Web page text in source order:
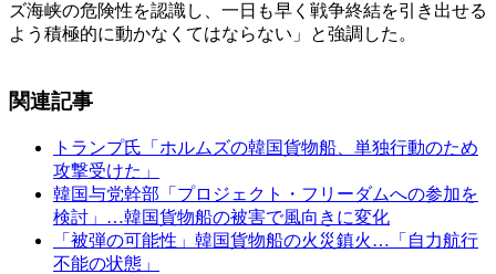
ズ海峡の危険性を認識し、一日も早く戦争終結を引き出せる
よう積極的に動かなくてはならない」と強調した。
関連記事
トランプ氏「ホルムズの韓国貨物船、単独行動のため
攻撃受けた」
韓国与党幹部「プロジェクト・フリーダムへの参加を
検討」…韓国貨物船の被害で風向きに変化
「被弾の可能性」韓国貨物船の火災鎮火…「自力航行
不能の状態」